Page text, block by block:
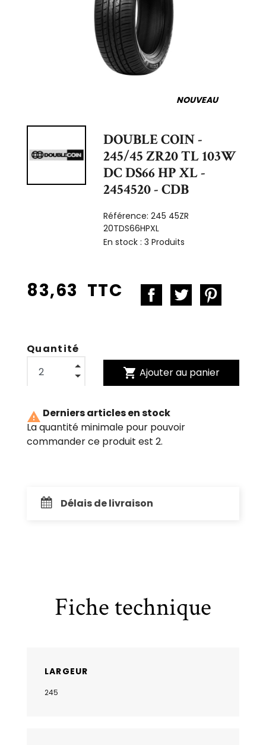
NOUVEAU
DOUBLE COIN -
245/45 ZR20 TL 103W
DC DS66 HP XL -
2454520 - CDB
Référence:245 45ZR
20TDS66HPXL
En stock :3 Produits
83,63 TTC
Quantité
shopping_cart Ajouter au panier
 Derniers articles en stock
La quantité minimale pour pouvoir
commander ce produit est 2.
Délais de livraison
Fiche technique
LARGEUR
245